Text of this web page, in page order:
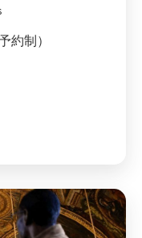
約制）